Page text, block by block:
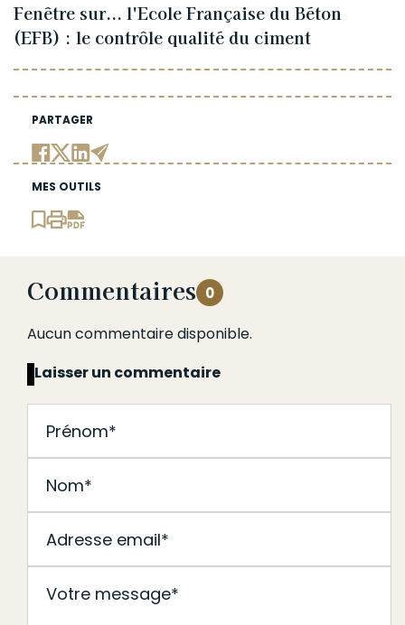
PARTAGER
MES OUTILS
Fenêtre sur... l'Ecole Française du Béton
(EFB) : le contrôle qualité du ciment
Commentaires 0
Aucun commentaire disponible.
Laisser un commentaire